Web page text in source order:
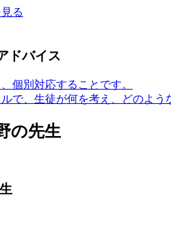
る
ドバイス
個別対応することです。
で、生徒が何を考え、どのよ
の先生